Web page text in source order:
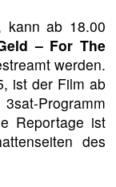
kann ab 18.00
– For The
werden.
ist der Film ab
Programm
Reportage ist
des